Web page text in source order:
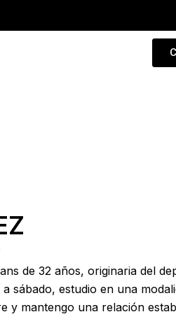
de 32 años, originaria del
sábado, estudio en una
y mantengo una relación